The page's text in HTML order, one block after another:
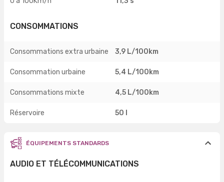
CONSOMMATIONS
Consommations extra urbaine 3,9 L/100km
Consommation urbaine 5,4 L/100km
Consommations mixte 4,5 L/100km
Réservoire 50 l
ÉQUIPEMENTS STANDARDS
AUDIO ET TÉLÉCOMMUNICATIONS